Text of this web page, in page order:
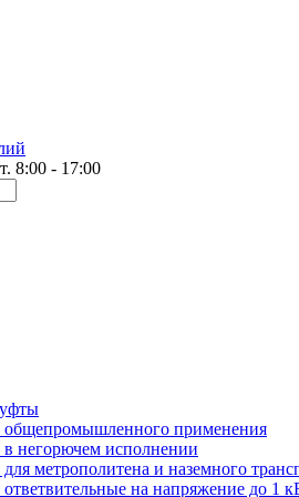
8:00 - 17:00
применения
негорючем исполнении
метрополитена и наземного
на напряжение до 1